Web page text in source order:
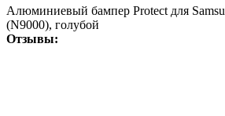
Алюминиевый бампер Protect для
(N9000), голубой
Отзывы: